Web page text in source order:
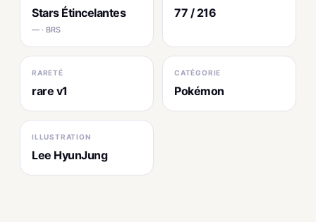
Stars Étincelantes
— · BRS
77 / 216
RARETÉ
rare v1
CATÉGORIE
Pokémon
ILLUSTRATION
Lee HyunJung